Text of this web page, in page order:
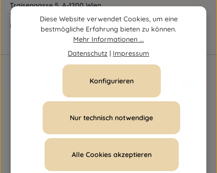
Traisengasse 5, A-1200 Wien
Tel.:
+43 (0)50 555-36111
E-Mail:
fernabsatz@ages.at
Vertrag widerrufen
Alle Preise inkl. gesetzl. Mehrwertsteuer zzgl. Versandkosten
Diese Website verwendet Cookies, um eine
bestmögliche Erfahrung bieten zu können.
Mehr Informationen ...
Datenschutz
Impressum
Nur technisch notwendige
Konfigurieren
Alle Cookies akzeptieren